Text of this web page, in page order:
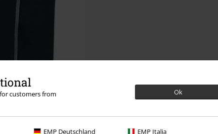
customers from
Ok
EMP Deutschland EMP Italia